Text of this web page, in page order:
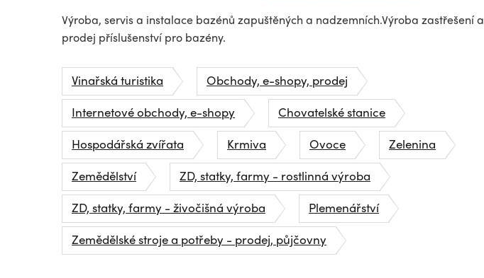
Výroba, servis a instalace bazénů zapuštěných a nadzemních.Výroba zastřešení a
prodej příslušenství pro bazény.
Vinařská turistika
Obchody, e-shopy, prodej
Internetové obchody, e-shopy
Chovatelské stanice
Hospodářská zvířata
Krmiva Ovoce
Zelenina
Zemědělství
ZD, statky, farmy - rostlinná výroba
ZD, statky, farmy - živočišná výroba
Plemenářství
Zemědělské stroje a potřeby - prodej, půjčovny